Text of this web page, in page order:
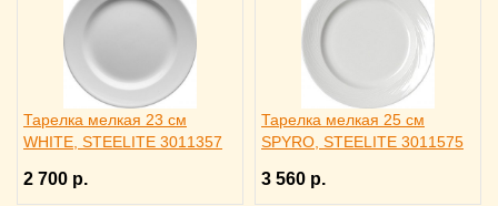
Тарелка мелкая 23 см
WHITE, STEELITE 3011357
2 700 р.
Тарелка мелкая 25 см
SPYRO, STEELITE 3011575
3 560 р.